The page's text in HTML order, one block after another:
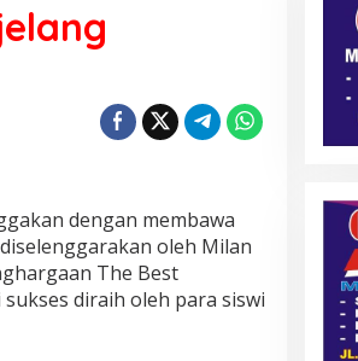
dengan membawa
oleh Milan
The Best
diraih oleh para siswi